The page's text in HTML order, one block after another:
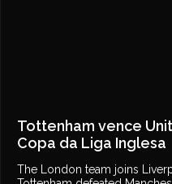
Tottenham vence
Copa da Liga Inglesa
The London team joins